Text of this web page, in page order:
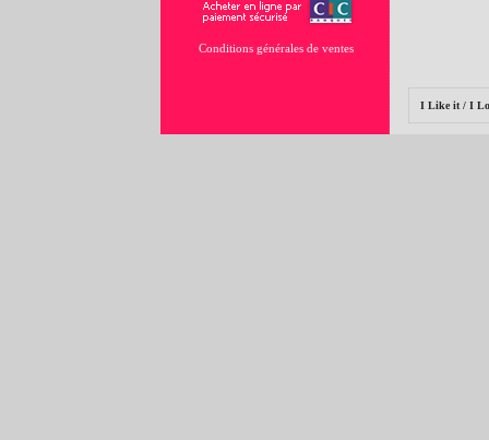
Conditions générales de ventes
I Like it / I